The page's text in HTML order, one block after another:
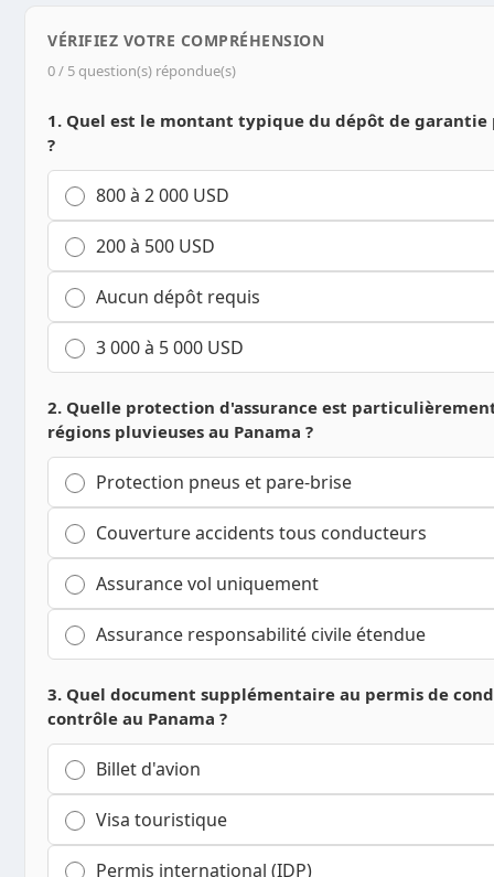
VÉRIFIEZ VOTRE COMPRÉHENSION
0 / 5 question(s) répondue(s)
1. Quel est le montant typique du dépôt de
?
800 à 2 000 USD
200 à 500 USD
Aucun dépôt requis
3 000 à 5 000 USD
2. Quelle protection d'assurance est
régions pluvieuses au Panama ?
Protection pneus et pare-brise
Couverture accidents tous conducteurs
Assurance vol uniquement
Assurance responsabilité civile étendue
3. Quel document supplémentaire au permis de
contrôle au Panama ?
Billet d'avion
Visa touristique
Permis international (IDP)